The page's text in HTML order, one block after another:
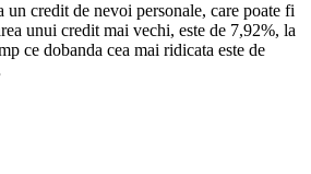
un credit de nevoi personale, care poate fi
unui credit mai vechi, este de 7,92%, la
ce dobanda cea mai ridicata este de